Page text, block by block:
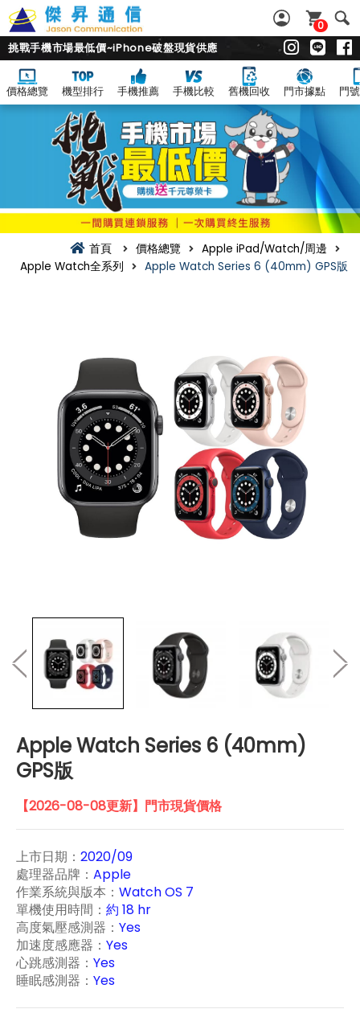
0
挑戰手機市場最低價~iPhone破盤現貨供應
價格總覽 機型排行 手機推薦 手機比較 舊機回收 門市據點 門
首頁 價格總覽
Apple iPad/Watch/周邊
Apple Watch全系列
Apple Watch Series 6 (40mm) GPS版
Apple Watch Series 6 (40mm)
GPS版
【2026-08-08更新】門市現貨價格
上市日期： 2020/09
處理器品牌： Apple
作業系統與版本： Watch OS 7
單機使用時間： 約 18 hr
高度氣壓感測器： Yes
加速度感應器： Yes
心跳感測器： Yes
睡眠感測器： Yes